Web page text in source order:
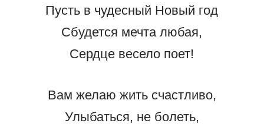
Пусть в чудесный Новый год
Сбудется мечта любая,
Сердце весело поет!
Вам желаю жить счастливо,
Улыбаться, не болеть,